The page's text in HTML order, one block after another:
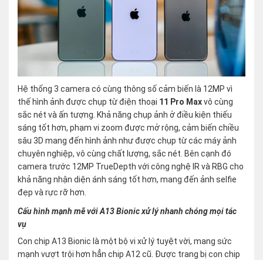
Hệ thống 3 camera có cùng thông số cảm biến là 12MP vì
thế hình ảnh được chụp từ điện thoại 11 Pro Maxvô cùng
sắc nét và ấn tượng. Khả năng chụp ảnh ở điều kiện thiếu
sáng tốt hơn, phạm vi zoom được mở rộng, cảm biến chiều
sâu 3D mang đến hình ảnh như được chụp từ các máy ảnh
chuyên nghiệp, vô cùng chất lượng, sắc nét. Bên cạnh đó
camera trước 12MP TrueDepth với công nghệ IR và RBG cho
khả năng nhận diện ánh sáng tốt hơn, mang đến ảnh selfie
đẹp và rực rỡ hơn.
Cấu hình mạnh mẽ với A13 Bionic xử lý nhanh chóng mọi tác
vụ
Con chip A13 Bionic là một bộ vi xử lý tuyệt vời, mang sức
mạnh vượt trội hơn hẳn chip A12 cũ. Được trang bị con chip